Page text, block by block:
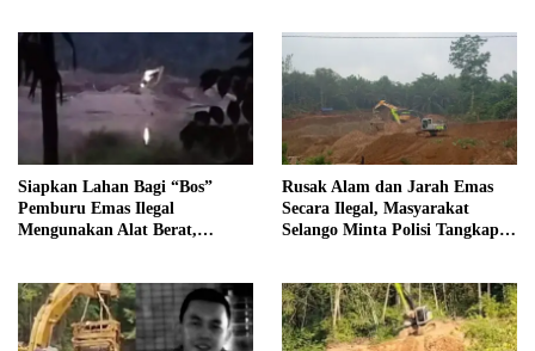
Tanjung Mudo
Siapkan Lahan Bagi “Bos”
Pemburu Emas Ilegal
Mengunakan Alat Berat,
Terancam di Pecat
Rusak Alam dan Jarah Emas
Secara Ilegal, Masyarakat
Selango Minta Polisi Tangkap